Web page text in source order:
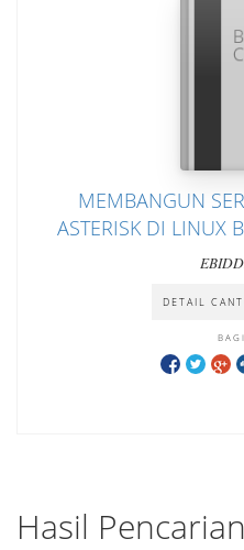
MEMBANGUN
ASTERISK DI LINUX
USER
DETAIL
Hasil Pencarian